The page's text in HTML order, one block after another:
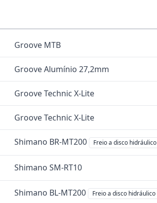
Groove MTB
Groove Alumínio 27,2mm
Groove Technic X-Lite
Groove Technic X-Lite
Shimano BR-MT200 Freio a disco hidráulico
Shimano SM-RT10
Shimano BL-MT200 Freio a disco hidráulico